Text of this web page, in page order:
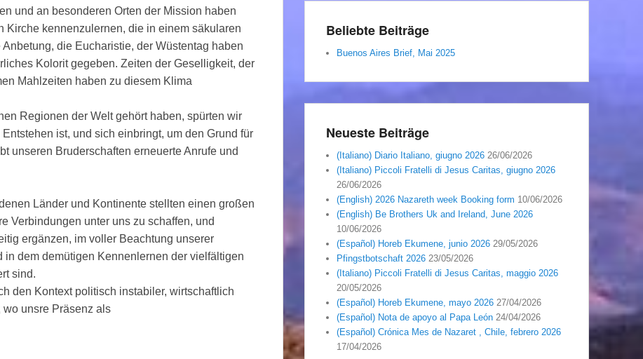
und an besonderen Orten der Mission haben
kennenzulernen, die in einem säkularen
die Eucharistie, der Wüstentag haben
Kolorit gegeben. Zeiten der Geselligkeit, der
Mahlzeiten haben zu diesem Klima
Regionen der Welt gehört haben, spürten wir
ist, und sich einbringt, um den Grund für
unseren Bruderschaften erneuerte Anrufe und
Länder und Kontinente stellten einen großen
Verbindungen unter uns zu schaffen, und
ergänzen, im voller Beachtung unserer
dem demütigen Kennenlernen der vielfältigen
sind.
den Kontext politisch instabiler, wirtschaftlich
unsre Präsenz als
Beliebte Beiträge
Buenos Aires Brief, Mai 2025
Neueste Beiträge
(Italiano) Diario Italiano, giugno 2026 26/06/2026
(Italiano) Piccoli Fratelli di Jesus Caritas, giugno 2026
26/06/2026
(English) 2026 Nazareth week Booking form 10/06/2026
(English) Be Brothers Uk and Ireland, June 2026
10/06/2026
(Español) Horeb Ekumene, junio 2026 29/05/2026
Pfingstbotschaft 2026 23/05/2026
(Italiano) Piccoli Fratelli di Jesus Caritas, maggio 2026
20/05/2026
(Español) Horeb Ekumene, mayo 2026 27/04/2026
(Español) Nota de apoyo al Papa León 24/04/2026
(Español) Crónica Mes de Nazaret , Chile, febrero 2026
17/04/2026